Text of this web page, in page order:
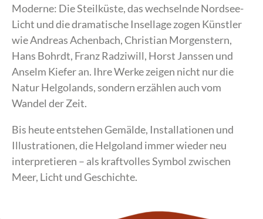
Moderne: Die Steilküste, das wechselnde Nordsee-
Licht und die dramatische Insellage zogen Künstler
wie Andreas Achenbach, Christian Morgenstern,
Hans Bohrdt, Franz Radziwill, Horst Janssen und
Anselm Kiefer an. Ihre Werke zeigen nicht nur die
Natur Helgolands, sondern erzählen auch vom
Wandel der Zeit.
Bis heute entstehen Gemälde, Installationen und
Illustrationen, die Helgoland immer wieder neu
interpretieren – als kraftvolles Symbol zwischen
Meer, Licht und Geschichte.